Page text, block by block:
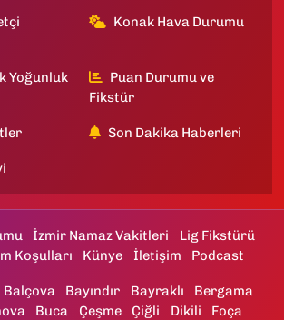
Konak Hava Durumu
Yoğunluk
Puan Durumu ve
Fikstür
Son Dakika Haberleri
İzmir Namaz Vakitleri
Lig Fikstürü
Koşulları
Künye İletişim Podcast
Balçova Bayındır Bayraklı
Bergama
Buca Çeşme Çiğli Dikili Foça